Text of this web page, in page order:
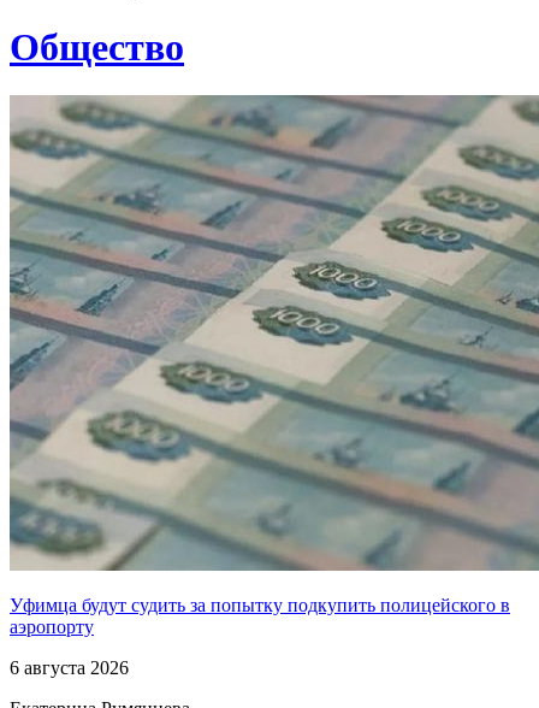
Общество
Уфимца будут судить за попытку подкупить полицейского в
аэропорту
6 августа 2026